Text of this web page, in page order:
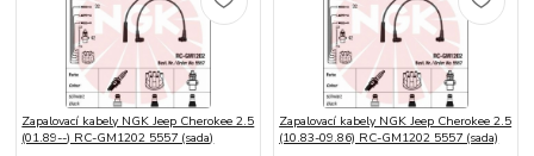
Zapalovací kabely NGK Jeep Cherokee 2.5
(01.89--) RC-GM1202 5557 (sada)
Zapalovací kabely NGK Jeep Cherokee 2.5
(10.83-09.86) RC-GM1202 5557 (sada)